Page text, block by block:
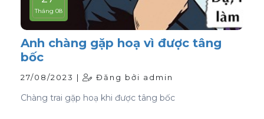
Tháng 08
Anh chàng gặp hoạ vì được tâng
bốc
27/08/2023 | Đăng bởi admin
Chàng trai gặp hoạ khi được tâng bốc